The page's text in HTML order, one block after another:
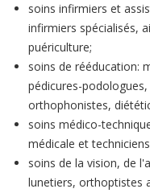
soins infirmiers et
infirmiers spécialisés,
puériculture;
soins de rééducation:
pédicures-
orthophonistes,
soins médico-
médicale et
soins de la vision, de
lunetiers, orthoptistes